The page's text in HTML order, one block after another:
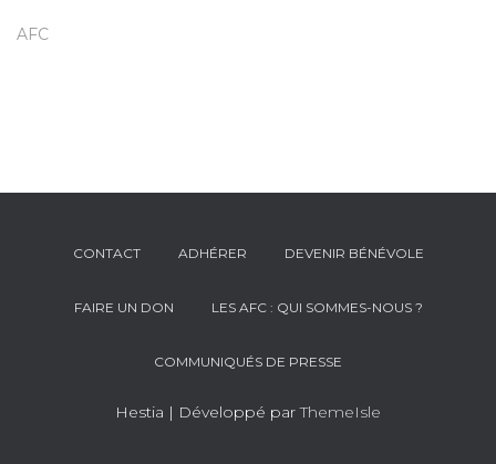
AFC
CONTACT ADHÉRER DEVENIR BÉNÉVOLE
FAIRE UN DON LES AFC : QUI SOMMES-NOUS ?
COMMUNIQUÉS DE PRESSE
Hestia | Développé parThemeIsle